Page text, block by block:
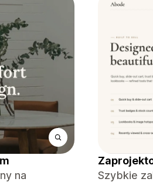
na
Szybkie